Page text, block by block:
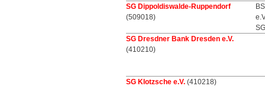
SG Dippoldiswalde-Ruppendorf
(509018)
SG Dresdner Bank Dresden e.V.
(410210)
SG Klotzsche e.V. (410218)